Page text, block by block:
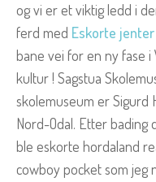
og vi er et viktig ledd i
ferd med Eskorte
bane vei for en ny fase i
kultur ! Sagstua
skolemuseum er Sigurd
Nord-Odal. Etter
ble eskorte hordaland
cowboy pocket som jeg